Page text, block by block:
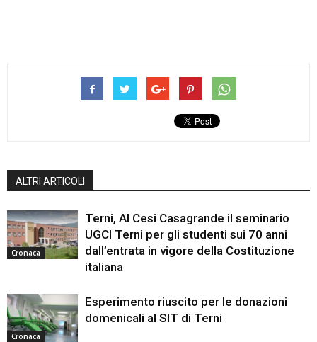
ALTRI ARTICOLI
Cronaca
Terni, Al Cesi Casagrande il seminario
UGCI Terni per gli studenti sui 70 anni
dall’entrata in vigore della Costituzione
italiana
Cronaca
Esperimento riuscito per le donazioni
domenicali al SIT di Terni